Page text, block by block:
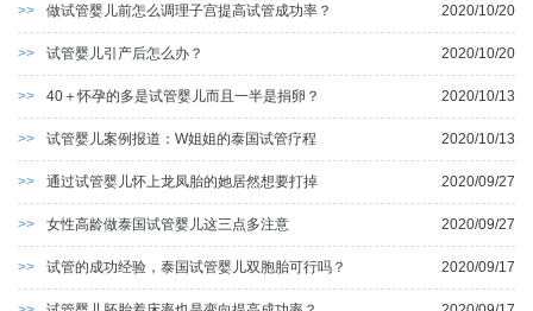
>> 做试管婴儿前怎么调理子宫提高试管成功率？ 2020/10/20
>> 试管婴儿引产后怎么办？ 2020/10/20
>> 40＋怀孕的多是试管婴儿而且一半是捐卵？ 2020/10/13
>> 试管婴儿案例报道：W姐姐的泰国试管疗程 2020/10/13
>> 通过试管婴儿怀上龙凤胎的她居然想要打掉 2020/09/27
>> 女性高龄做泰国试管婴儿这三点多注意 2020/09/27
>> 试管的成功经验，泰国试管婴儿双胞胎可行吗？ 2020/09/17